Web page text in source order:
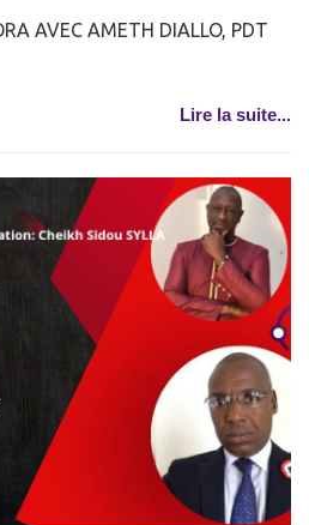
AVEC AMETH DIALLO, PDT
Lire la suite...